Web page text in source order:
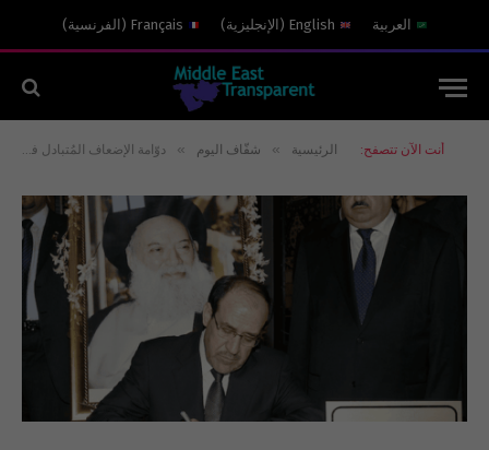
العربية English
( الإنجليزية)
Français
( الفرنسية)
أنت الآن تتصفح: الرئيسية » شفّاف اليوم » دوّامة الإضعاف المُتبادل في العالم العربي: نموذج عقود الوقود بين العراق ولبنان